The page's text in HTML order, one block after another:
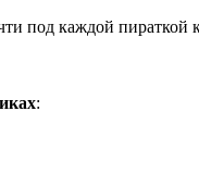
под каждой пираткой
: